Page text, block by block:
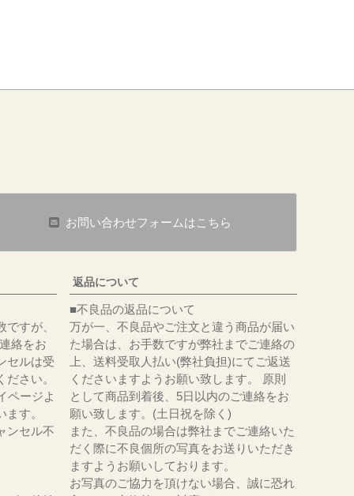
お問い合わせフォームはこちら
すが、
絡をお
セルは受
さい。
ページよ
す。
ンセル不
返品について
■不良品の返品について
万が一、不良品やご注文と違う商品が届い
た場合は、お手数ですが弊社までご連絡の
上、送料受取人払い(弊社負担)にてご返送
くださいますようお願い致します。 原則
として商品到着後、5日以内のご連絡をお
願い致します。(土日祝を除く)
また、不良品の場合は弊社までご連絡いた
だく際に不良個所の写真をお送りいただき
ますようお願いしております。
お写真のご協力を頂けない場合、誠に恐れ